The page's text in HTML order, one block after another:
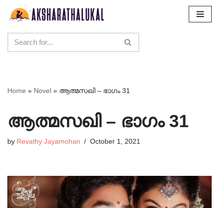
content
Home » Novel » ആത്മസഖി – ഭാഗം 31
ആത്മസഖി – ഭാഗം 31
by Revathy Jayamohan October 1, 2021